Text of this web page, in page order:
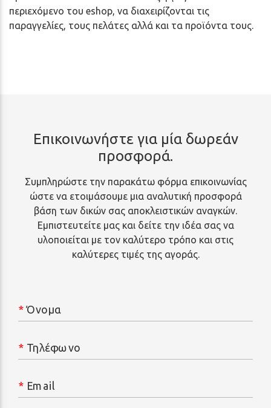
περιεχόμενο του eshop, να διαχειρίζονται τις
παραγγελίες, τους πελάτες αλλά και τα προϊόντα τους.
Επικοινωνήστε για μία δωρεάν
προσφορά.
Συμπληρώστε την παρακάτω φόρμα επικοινωνίας
ώστε να ετοιμάσουμε μια αναλυτική προσφορά
βάση των δικών σας αποκλειστικών αναγκών.
Εμπιστευτείτε μας και δείτε την ιδέα σας να
υλοποιείται με τον καλύτερο τρόπο και στις
καλύτερες τιμές της αγοράς.
* Όνομα
* Τηλέφωνο
* Email